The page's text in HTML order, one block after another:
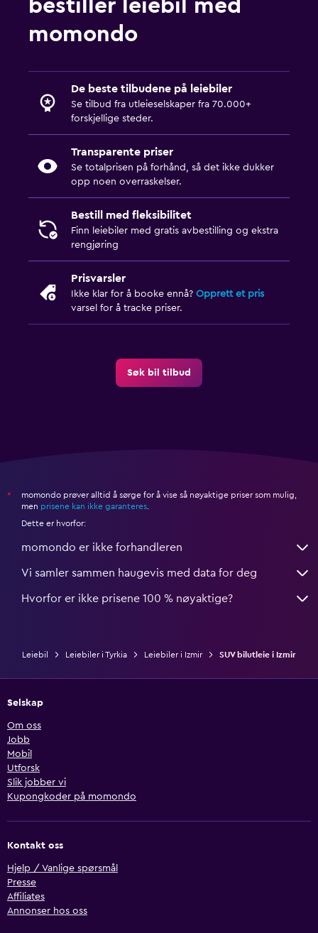
bestiller leiebil med
momondo
De beste tilbudene på leiebiler
Se tilbud fra utleieselskaper fra 70.000+
forskjellige steder.
Transparente priser
Se totalprisen på forhånd, så det ikke dukker
opp noen overraskelser.
Bestill med fleksibilitet
Finn leiebiler med gratis avbestilling og ekstra
rengjøring
Prisvarsler
Ikke klar for å booke ennå? Opprett et pris
varsel for å tracke priser.
Søk bil tilbud
*
momondo prøver alltid å sørge for å vise så nøyaktige priser som mulig,
men prisene kan ikke garanteres
Dette er hvorfor:
momondo er ikke forhandleren
Vi samler sammen haugevis med data for deg
Hvorfor er ikke prisene 100 % nøyaktige?
Leiebil Leiebiler i Tyrkia Leiebiler i Izmir SUV bilutleie i Izmir
Selskap
Om oss
Jobb
Mobil
Utforsk
Slik jobber vi
Kupongkoder på momondo
Kontakt oss
Hjelp / Vanlige spørsmål
Presse
Affiliates
Annonser hos oss